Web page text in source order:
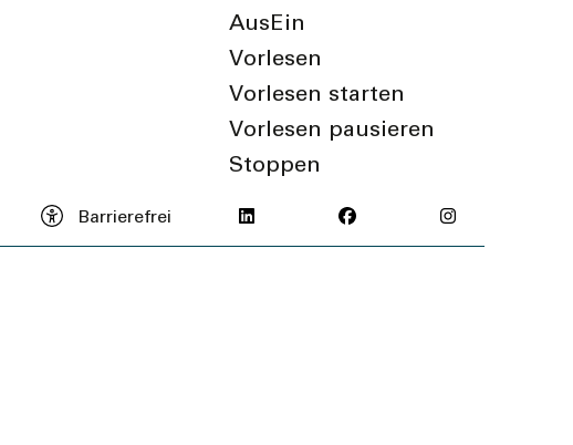
Aus Ein
Vorlesen
Vorlesen starten
Vorlesen pausieren
Stoppen
Barrierefrei